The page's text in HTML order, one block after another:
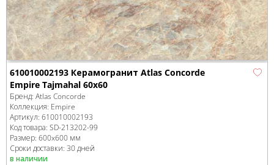
610010002193 Керамогранит Atlas Concorde
Empire Tajmahal 60x60
Бренд: Atlas Concorde
Коллекция: Empire
Артикул: 610010002193
Код товара: SD-213202-99
Размер: 600x600 мм
Сроки доставки: 30 дней
в наличии